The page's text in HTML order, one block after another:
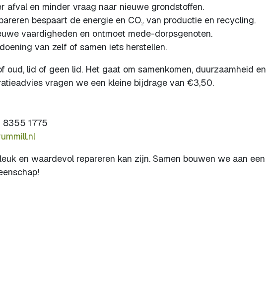
afval en minder vraag naar nieuwe grondstoffen.
bespaart de energie en CO₂ van productie en recycling.
vaardigheden en ontmoet mede-dorpsgenoten.
van zelf of samen iets herstellen.
oud, lid of geen lid. Het gaat om samenkomen, duurzaamheid en
vragen we een kleine bijdrage van €3,50.
8355 1775
en waardevol repareren kan zijn. Samen bouwen we aan een